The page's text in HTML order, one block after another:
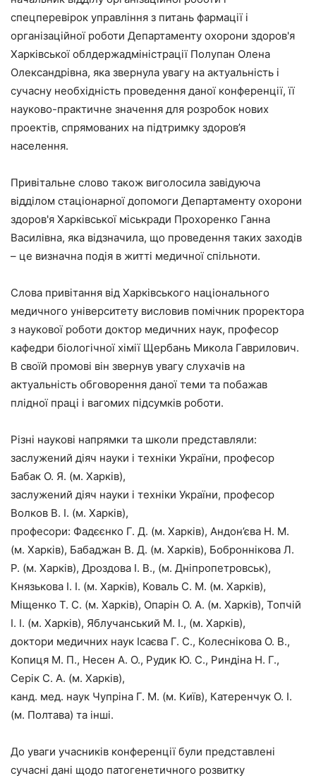
спецперевірок управління з питань фармації і
організаційної роботи Департаменту охорони здоров'я
Харківської облдержадміністрації Полупан Олена
Олександрівна, яка звернула увагу на актуальність і
сучасну необхідність проведення даної конференції, її
науково-практичне значення для розробок нових
проектів, спрямованих на підтримку здоров’я
населення.
Привітальне слово також виголосила завідуюча
відділом стаціонарної допомоги Департаменту охорони
здоров'я Харківської міськради Прохоренко Ганна
Василівна, яка відзначила, що проведення таких заходів
– це визначна подія в житті медичної спільноти.
Слова привітання від Харківського національного
медичного університету висловив помічник проректора
з наукової роботи доктор медичних наук, професор
кафедри біологічної хімії Щербань Микола Гаврилович.
В своїй промові він звернув увагу слухачів на
актуальність обговорення даної теми та побажав
плідної праці і вагомих підсумків роботи.
Різні наукові напрямки та школи представляли:
заслужений діяч науки і техніки України, професор
Бабак О. Я. (м. Харків),
заслужений діяч науки і техніки України, професор
Волков В. І. (м. Харків),
професори: Фадєєнко Г. Д. (м. Харків), Андон’єва Н. М.
(м. Харків), Бабаджан В. Д. (м. Харків), Боброннікова Л.
Р. (м. Харків), Дроздова І. В., (м. Дніпропетровськ),
Князькова І. І. (м. Харків), Коваль С. М. (м. Харків),
Міщенко Т. С. (м. Харків), Опарін О. А. (м. Харків), Топчій
І. І. (м. Харків), Яблучанський М. І., (м. Харків),
доктори медичних наук Ісаєва Г. С., Колеснікова О. В.,
Копиця М. П., Несен А. О., Рудик Ю. С., Риндіна Н. Г.,
Серік С. А. (м. Харків),
канд. мед. наук Чупріна Г. М. (м. Київ), Катеренчук О. І.
(м. Полтава) та інші.
До уваги учасників конференції були представлені
сучасні дані щодо патогенетичного розвитку